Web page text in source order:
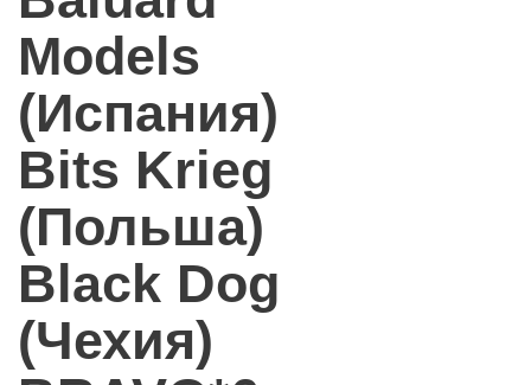
Models
(Испания)
Bits Krieg
(Польша)
Black Dog
(Чехия)